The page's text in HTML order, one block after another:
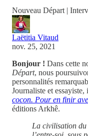
Nouveau Départ |
Laëtitia Vitaud
nov. 25, 2021
Bonjour ! Dans cette
Départ, nous
personnalités
Journaliste et
cocon. Pour en finir
éditions Arkhê.
La civilisation du